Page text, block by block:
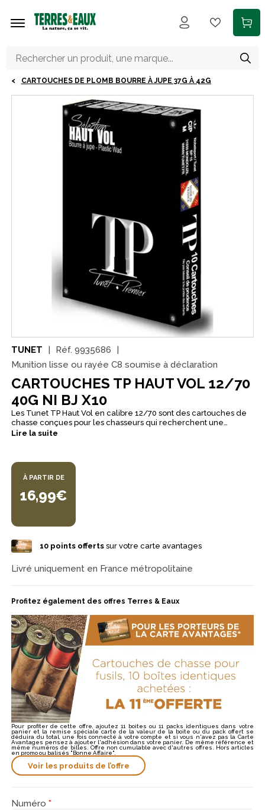
CARTOUCHES DE PLOMB BOURRE À JUPE 37G À 42G
TUNET Réf. 9935686
Munition lisse ou rayée C8 soumise à déclaration
CARTOUCHES TP HAUT VOL 12/70
40G NI BJ X10
Les Tunet TP Haut Vol en calibre 12/70 sont des cartouches de
chasse conçues pour les chasseurs qui recherchent une
munition orientée efficacité et vitesse élevée, notamment au
résultats constants sur le petit gibier à plumes. Cette version en
plomb nickelé met l’accent sur une pénétration efficace, utile à
moyenne et longue distance, en conservant une cartouche
régulière et cohérente au tir. La conception en bourre à jupe
accompagne ce profil en recherchant une gerbe dense,
10 pour préparer la saison et enchaîner les sorties avec la
Lire la suite
À PARTIR DE
16,99€
10points offertssur votre carte avantages
Livré uniquement en France métropolitaine
Profitez également des offres Terres & Eaux
Pour profiter de cette offre, ajoutez 11 boites ou 11 packs identiques dans votre
panier et la remise spéciale carte de la valeur de la boite ou du pack offert se
déduira du total, une fois connecté à votre compte et si vous n'avez pas la Carte
Avantages pensez à ajouter l'adhésion dans votre panier. De même référence et
même numéros de billes. Offre non cumulable avec d'autres offres. Hors articles
en promo ou balisés "Bonne Affaire".
Voir les produits de l’offre
Numéro